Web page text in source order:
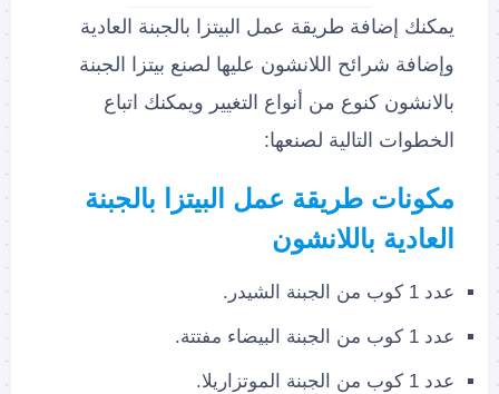
يمكنك إضافة طريقة عمل البيتزا بالجبنة العادية
وإضافة شرائح اللانشون عليها لصنع بيتزا الجبنة
بالانشون كنوع من أنواع التغيير ويمكنك اتباع
الخطوات التالية لصنعها:
مكونات طريقة عمل البيتزا بالجبنة
العادية باللانشون
عدد 1 كوب من الجبنة الشيدر.
عدد 1 كوب من الجبنة البيضاء مفتتة.
عدد 1 كوب من الجبنة الموتزاريلا.